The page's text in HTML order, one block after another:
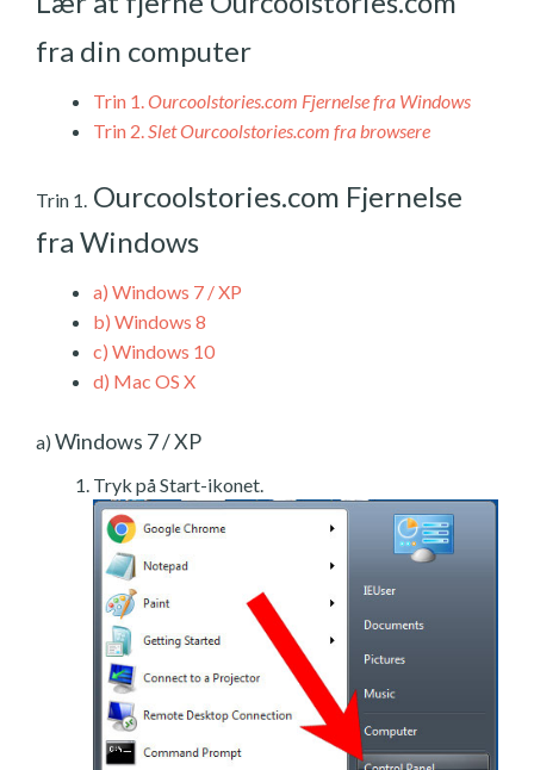
fra din computer
Trin 1.Ourcoolstories.com Fjernelse fra Windows
Trin 2.Slet Ourcoolstories.com fra browsere
Trin 1. Ourcoolstories.com Fjernelse
fra Windows
a) Windows 7 / XP
b) Windows 8
c) Windows 10
d) Mac OS X
a) Windows 7 / XP
Tryk på Start-ikonet.